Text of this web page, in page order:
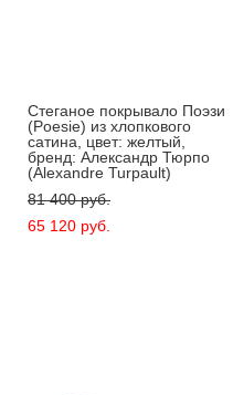
Стеганое покрывало Поэзи
(Poesie) из хлопкового
сатина, цвет: желтый,
бренд: Александр Тюрпо
(Alexandre Turpault)
81 400 pуб.
65 120 pуб.